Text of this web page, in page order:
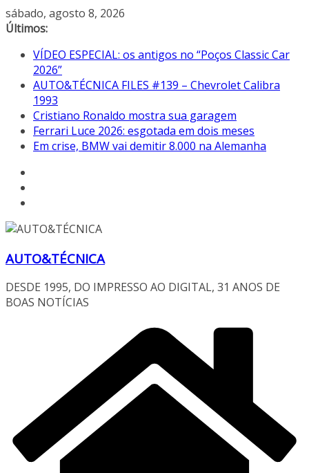
Pular
para
conteúdo
sábado, agosto 8, 2026
Últimos:
VÍDEO ESPECIAL: os antigos no “Poços Classic Car
2026”
AUTO&TÉCNICA FILES #139 – Chevrolet Calibra
1993
Cristiano Ronaldo mostra sua garagem
Ferrari Luce 2026: esgotada em dois meses
Em crise, BMW vai demitir 8.000 na Alemanha
AUTO&TÉCNICA
DESDE 1995, DO IMPRESSO AO DIGITAL, 31 ANOS DE
BOAS NOTÍCIAS